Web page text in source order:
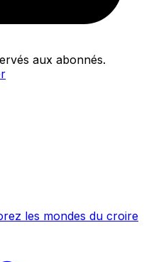
aux abonnés.
les mondes du croire